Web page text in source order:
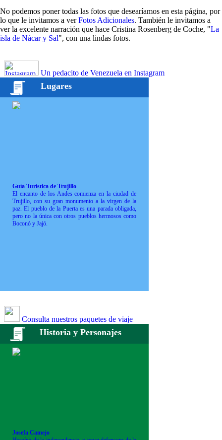
No podemos poner todas las fotos que desearíamos en esta página, por
lo que le invitamos a verFotos Adicionales. También le invitamos a
ver la excelente narración que hace Cristina Rosenberg de Coche, "La
isla de Nácar y Sal", con una lindas fotos.
Un pedacito de Venezuela en Instagram
Lugares
Guía Turística de Trujillo
El encanto de los Andes comienza en la ciudad de
Trujillo, con su gran monumento a la virgen de la
paz. El pueblo de la Puerta es una parada obligada,
pero no la única con otros pueblos hermosos como
Boconó y Jajó.
Consulta nuestros paquetes de viaje
Historia y Personajes
Josefa Camejo